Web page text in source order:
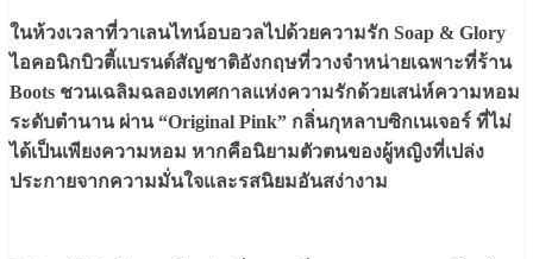
ในห้วงเวลาที่วาเลนไทน์อบอวลไปด้วยความรัก Soap & Glory
ไอคอนิกบิวตี้แบรนด์สัญชาติอังกฤษที่วางจำหน่ายเฉพาะที่ร้าน
Boots ชวนเฉลิมฉลองเทศกาลแห่งความรักด้วยเสน่ห์ความหอม
ระดับตำนาน ผ่าน “Original Pink” กลิ่นกุหลาบซิกเนเจอร์ ที่ไม่
ได้เป็นเพียงความหอม หากคือนิยามตัวตนของผู้หญิงที่เปล่ง
ประกายจากความมั่นใจและรสนิยมอันสง่างาม